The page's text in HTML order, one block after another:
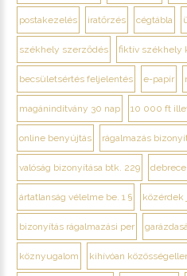
postakezelés iratőrzés cégtábla
székhely szerződés fiktív székhely
becsületsértés feljelentés e-papír
magánindítvány 30 nap 10 000 ft
online benyújtás rágalmazás
valóság bizonyítása btk. 229
ártatlanság vélelme be. 1 § közérdek
bizonyítás rágalmazási per
köznyugalom kihívóan